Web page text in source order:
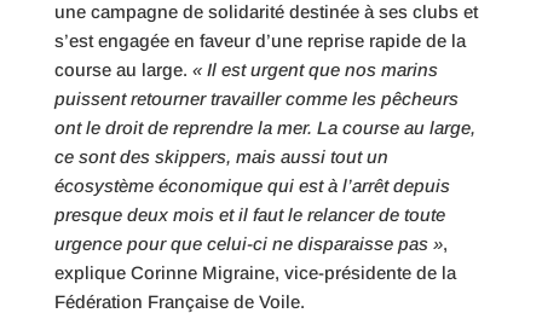
une campagne de solidarité destinée à ses clubs et
s’est engagée en faveur d’une reprise rapide de la
course au large. « Il est urgent que nos marins
puissent retourner travailler comme les pêcheurs
ont le droit de reprendre la mer. La course au large,
ce sont des skippers, mais aussi tout un
écosystème économique qui est à l’arrêt depuis
presque deux mois et il faut le relancer de toute
urgence pour que celui-ci ne disparaisse pas »,
explique Corinne Migraine, vice-présidente de la
Fédération Française de Voile.